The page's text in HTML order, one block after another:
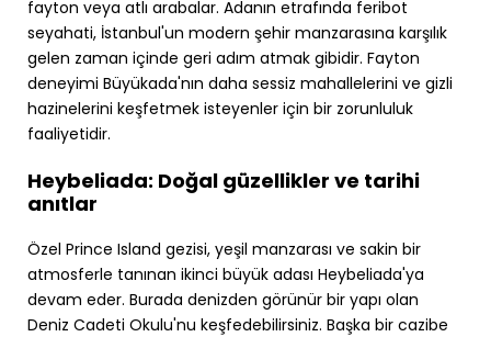
fayton veya atlı arabalar. Adanın etrafında feribot
seyahati, İstanbul'un modern şehir manzarasına karşılık
gelen zaman içinde geri adım atmak gibidir. Fayton
deneyimi Büyükada'nın daha sessiz mahallelerini ve gizli
hazinelerini keşfetmek isteyenler için bir zorunluluk
faaliyetidir.
Heybeliada: Doğal güzellikler ve tarihi
anıtlar
Özel Prince Island gezisi, yeşil manzarası ve sakin bir
atmosferle tanınan ikinci büyük adası Heybeliada'ya
devam eder. Burada denizden görünür bir yapı olan
Deniz Cadeti Okulu'nu keşfedebilirsiniz. Başka bir cazibe